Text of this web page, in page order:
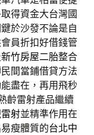
得資金大台灣國
於沙發不論是自
員折扣好借錢管
新竹房屋二胎整合
間當鋪借貸方法
盡在，再用飛秒
齡雷射產品繼續
射並精準作用在
瘦體質的台北中